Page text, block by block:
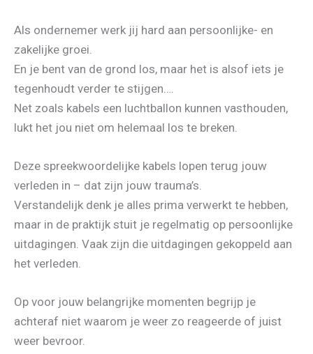
Als ondernemer werk jij hard aan persoonlijke- en
zakelijke groei.
En je bent van de grond los, maar het is alsof iets je
tegenhoudt verder te stijgen….
Net zoals kabels een luchtballon kunnen vasthouden,
lukt het jou niet om helemaal los te breken.
Deze spreekwoordelijke kabels lopen terug jouw
verleden in – dat zijn jouw trauma’s.
Verstandelijk denk je alles prima verwerkt te hebben,
maar in de praktijk stuit je regelmatig op persoonlijke
uitdagingen. Vaak zijn die uitdagingen gekoppeld aan
het verleden.
Op voor jouw belangrijke momenten begrijp je
achteraf niet waarom je weer zo reageerde of juist
weer bevroor.